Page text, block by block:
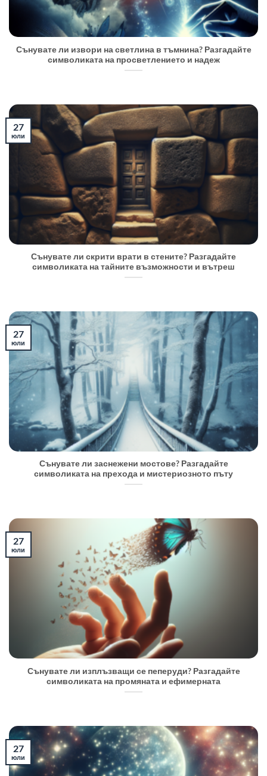
Сънувате ли извори на светлина в тъмнина? Разгадайте
символиката на просветлението и надеж
Сънувате ли скрити врати в стените? Разгадайте
символиката на тайните възможности и вътреш
27
юли
Сънувате ли заснежени мостове? Разгадайте
символиката на прехода и мистериозното пъту
27
юли
Сънувате ли изплъзващи се пеперуди? Разгадайте
символиката на промяната и ефимерната
27
юли
27
юли